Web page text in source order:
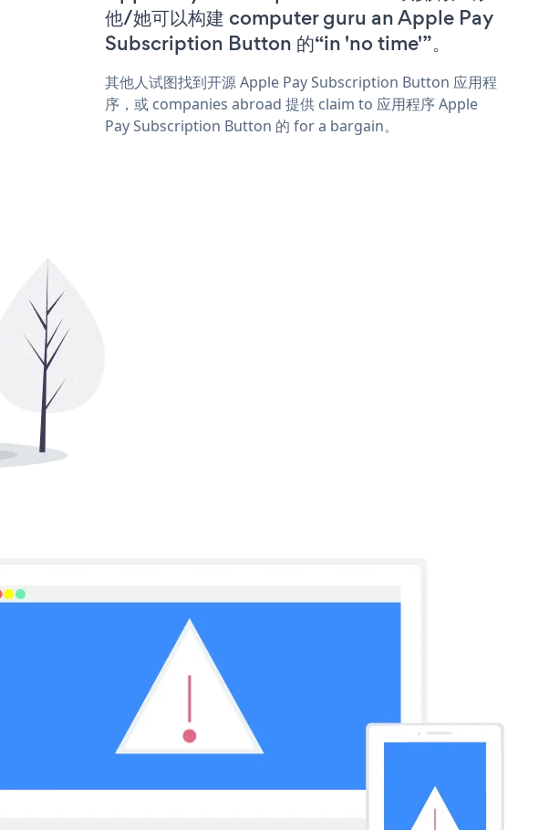
他/她可以构建 computer guru an Apple Pay
Subscription Button 的“in 'no time'”。
其他人试图找到开源 Apple Pay Subscription Button 应用程
序，或 companies abroad 提供 claim to 应用程序 Apple
Pay Subscription Button 的 for a bargain。